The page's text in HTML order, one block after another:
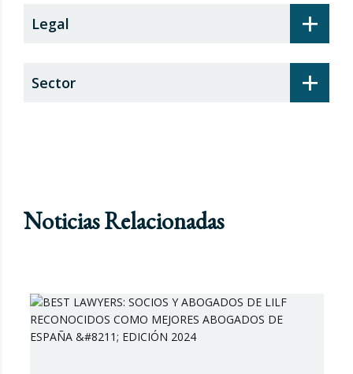
+
Legal
+
Sector
Noticias Relacionadas